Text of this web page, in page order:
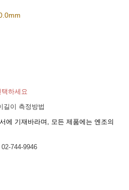
하세요
길이 측정방법
에 기재바라며, 모든 제품에는 엔조의
02-744-9946